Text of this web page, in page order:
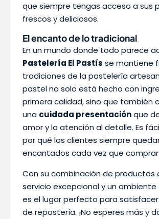
que siempre tengas acceso a sus
frescos y deliciosos.
El encanto de lo tradicional
En un mundo donde todo parece
Pastelería El Pastís se mantiene
tradiciones de la pastelería
pastel no solo está hecho con
primera calidad, sino que también
una cuidada presentaciónque
amor y la atención al detalle. Es
por qué los clientes siempre
encantados cada vez que
Con su combinación de productos
servicio excepcional y un
es el lugar perfecto para
de repostería. ¡No esperes más y